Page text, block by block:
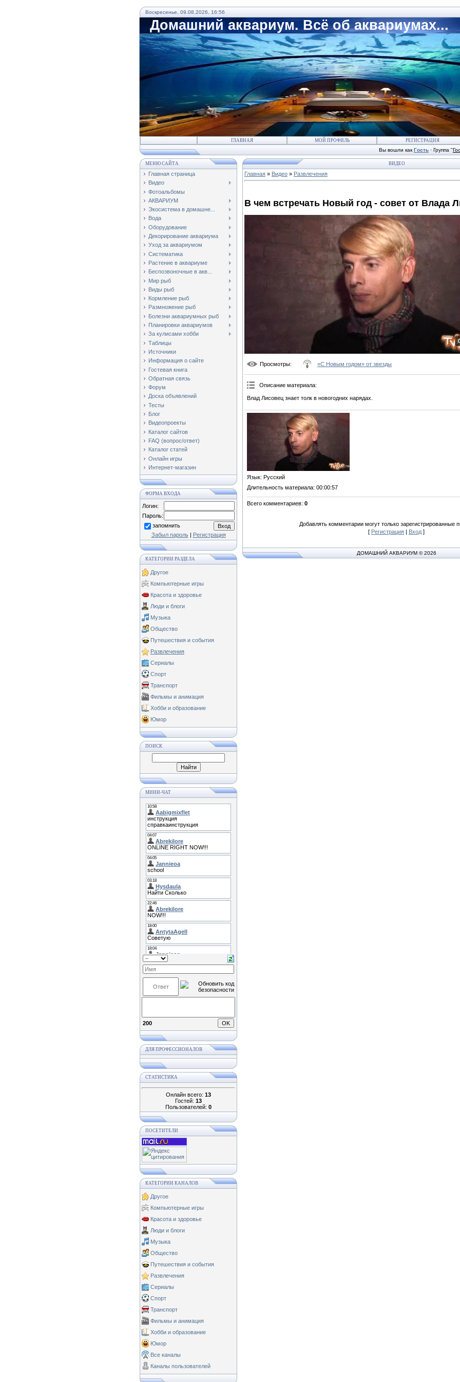
Воскресенье, 09.08.2026, 16:56
Домашний аквариум. Всё об аквариумах...
ГЛАВНАЯ МОЙ ПРОФИЛЬ РЕГИСТРАЦИЯ
Вы вошли как Гость · Группа "
МЕНЮ САЙТА
Главная страница
Видео
Фотоальбомы
АКВАРИУМ
Экосистема в домашне...
Вода
Оборудование
Декорирование аквариума
Уход за аквариумом
Систематика
Растение в аквариуме
Беспозвоночные в акв...
Мир рыб
Виды рыб
Кормление рыб
Размножение рыб
Болезни аквариумных рыб
Планировки аквариумов
За кулисами хобби
Таблицы
Источники
Информация о сайте
Гостевая книга
Обратная связь
Форум
Доска объявлений
Тесты
Блог
Видеопроекты
Каталог сайтов
FAQ (вопрос/ответ)
Каталог статей
Онлайн игры
Интернет-магазин
ФОРМА ВХОДА
Логин:
Пароль:
запомнить
Забыл пароль| Регистрация
КАТЕГОРИИ РАЗДЕЛА
Другое
Компьютерные игры
Красота и здоровье
Люди и блоги
Музыка
Общество
Путешествия и события
Развлечения
Сериалы
Спорт
Транспорт
Фильмы и анимация
Хобби и образование
Юмор
ПОИСК
МИНИ-ЧАТ
200
ДЛЯ ПРОФЕССИОНАЛОВ
СТАТИСТИКА
Онлайн всего: 13
Гостей: 13
Пользователей: 0
ПОСЕТИТЕЛИ
КАТЕГОРИИ КАНАЛОВ
Другое
Компьютерные игры
Красота и здоровье
Люди и блоги
Музыка
Общество
Путешествия и события
Развлечения
Сериалы
Спорт
Транспорт
Фильмы и анимация
Хобби и образование
Юмор
Все каналы
Каналы пользователей
ВИДЕО
Главная » Видео » Развлечения
В чем встречать Новый год - совет от Влада
Просмотры: «С Новым годом» от звезды
Описание материала:
Влад Лисовец знает толк в новогодних нарядах.
Язык: Русский
Длительность материала: 00:00:57
Всего комментариев: 0
Добавлять комментарии могут только зарегистрированные
[ Регистрация | Вход ]
ДОМАШНИЙ АКВАРИУМ © 2026